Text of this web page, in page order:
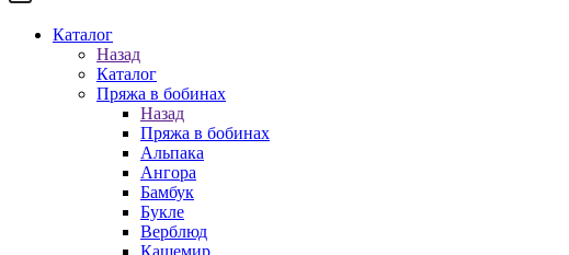
Каталог
Назад
Каталог
Пряжа в бобинах
Назад
Пряжа в бобинах
Альпака
Ангора
Бамбук
Букле
Верблюд
Кашемир